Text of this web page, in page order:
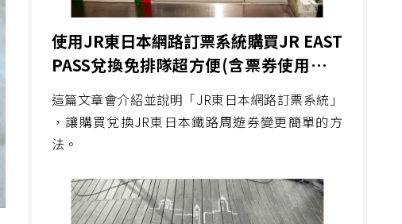
使用JR東日本網路訂票系統購買JR EAST
PASS兌換免排隊超方便(含票券使用新規
定)
這篇文章會介紹並說明「JR東日本網路訂票系統」
，讓購買兌換JR東日本鐵路周遊券變更簡單的方
法。